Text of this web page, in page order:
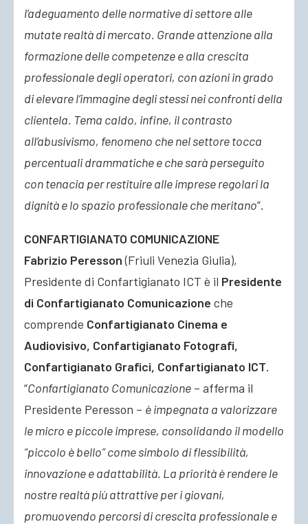
l’adeguamento delle normative di settore alle
mutate realtà di mercato. Grande attenzione alla
formazione delle competenze e alla crescita
professionale degli operatori, con azioni in grado
di elevare l’immagine degli stessi nei confronti della
clientela. Tema caldo, infine, il contrasto
all’abusivismo, fenomeno che nel settore tocca
percentuali drammatiche e che sarà perseguito
con tenacia per restituire alle imprese regolari la
dignità e lo spazio professionale che meritano”.
CONFARTIGIANATO COMUNICAZIONE
Fabrizio Peresson(Friuli Venezia Giulia),
Presidente di Confartigianato ICT è il Presidente
di Confartigianato Comunicazione che
comprende Confartigianato Cinema e
Audiovisivo, Confartigianato Fotografi,
Confartigianato Grafici, Confartigianato ICT.
“Confartigianato Comunicazione – afferma il
Presidente Peresson – è impegnata a valorizzare
le micro e piccole imprese, consolidando il modello
“piccolo è bello” come simbolo di flessibilità,
innovazione e adattabilità. La priorità è rendere le
nostre realtà più attrattive per i giovani,
promuovendo percorsi di crescita professionale e